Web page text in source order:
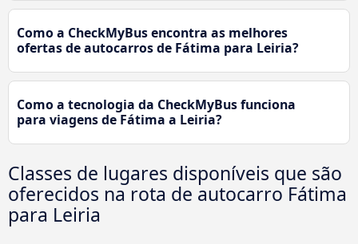
Como a CheckMyBus encontra as melhores
ofertas de autocarros de Fátima para Leiria?
Como a tecnologia da CheckMyBus funciona
para viagens de Fátima a Leiria?
Classes de lugares disponíveis que são
oferecidos na rota de autocarro Fátima
para Leiria